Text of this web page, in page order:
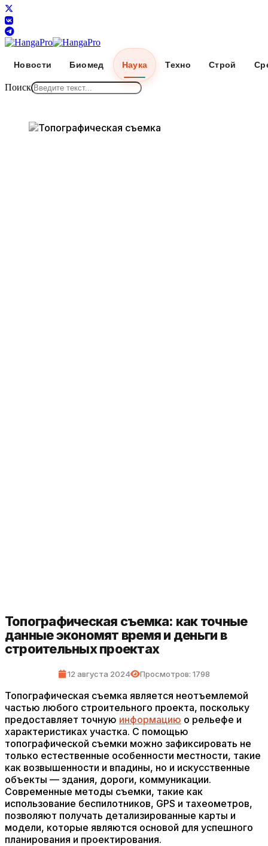
Новости Биомед Наука Техно Строй
Поиск
Топографическая съемка: как точные
данные экономят время и деньги в
строительных проектах
12 августа 2024 Просмотров: 1798
Топографическая съемка является неотъемлемой
частью любого строительного проекта, поскольку
предоставляет точную информацию о рельефе и
характеристиках участка. С помощью
топографической съемки можно зафиксировать не
только естественные особенности местности, такие
как возвышенности и впадины, но и искусственные
объекты — здания, дороги, коммуникации.
Современные методы съемки, такие как
использование беспилотников, GPS и тахеометров,
позволяют получать детализированные карты и
модели, которые являются основой для успешного
планирования и проектирования.